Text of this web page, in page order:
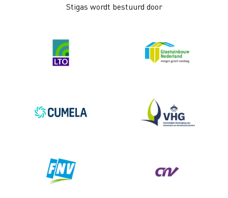
Stigas wordt bestuurd door